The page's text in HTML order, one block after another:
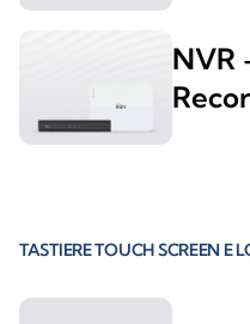
NVR
TASTIERE TOUCH SCREEN E